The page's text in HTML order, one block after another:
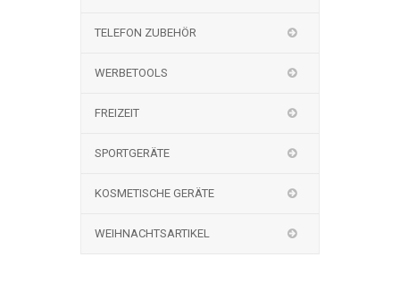
TELEFON ZUBEHÖR
WERBETOOLS
FREIZEIT
SPORTGERÄTE
KOSMETISCHE GERÄTE
WEIHNACHTSARTIKEL